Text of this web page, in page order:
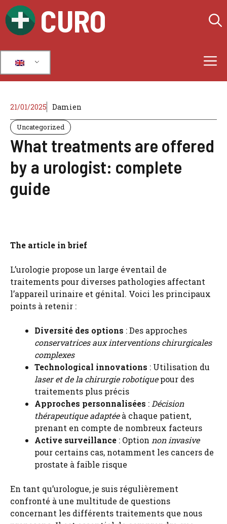
Skip
to
content
CURO
21/01/2025 Damien
Uncategorized
What treatments are offered
by a urologist: complete
guide
The article in brief
L’urologie propose un large éventail de
traitements pour diverses pathologies affectant
l’appareil urinaire et génital. Voici les principaux
points à retenir :
Diversité des options : Des approches
conservatrices aux interventions chirurgicales
complexes
Technological innovations : Utilisation du
laser et de la chirurgie robotiquepour des
traitements plus précis
Approches personnalisées : Décision
thérapeutique adaptéeà chaque patient,
prenant en compte de nombreux facteurs
Active surveillance : Option non invasive
pour certains cas, notamment les cancers de
prostate à faible risque
En tant qu’urologue, je suis régulièrement
confronté à une multitude de questions
concernant les différents traitements que nous